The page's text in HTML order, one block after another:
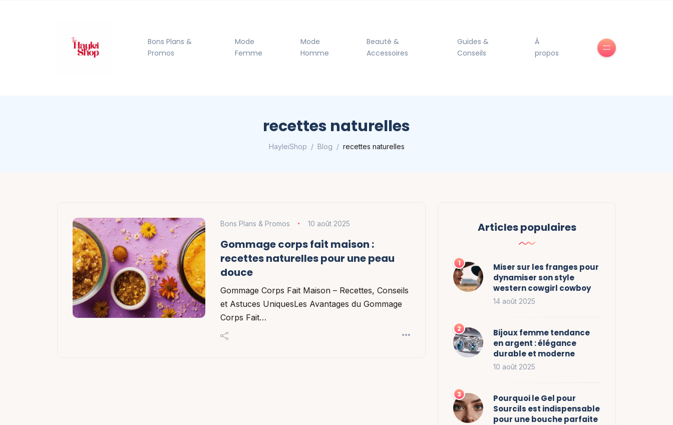
Bons Plans &
Promos
Mode
Femme
Mode
Homme
Beauté &
Accessoires
Guides &
Conseils
À
propos
recettes naturelles
HayleiShop Blog recettes naturelles
Bons Plans & Promos 10 août 2025
Gommage corps fait maison :
recettes naturelles pour une peau
douce
Gommage Corps Fait Maison – Recettes, Conseils
et Astuces UniquesLes Avantages du Gommage
Corps Fait…
Articles populaires
Miser sur les franges pour
dynamiser son style
western cowgirl cowboy
14 août 2025
Bijoux femme tendance
en argent : élégance
durable et moderne
10 août 2025
Pourquoi le Gel pour
Sourcils est indispensable
pour une bouche parfaite